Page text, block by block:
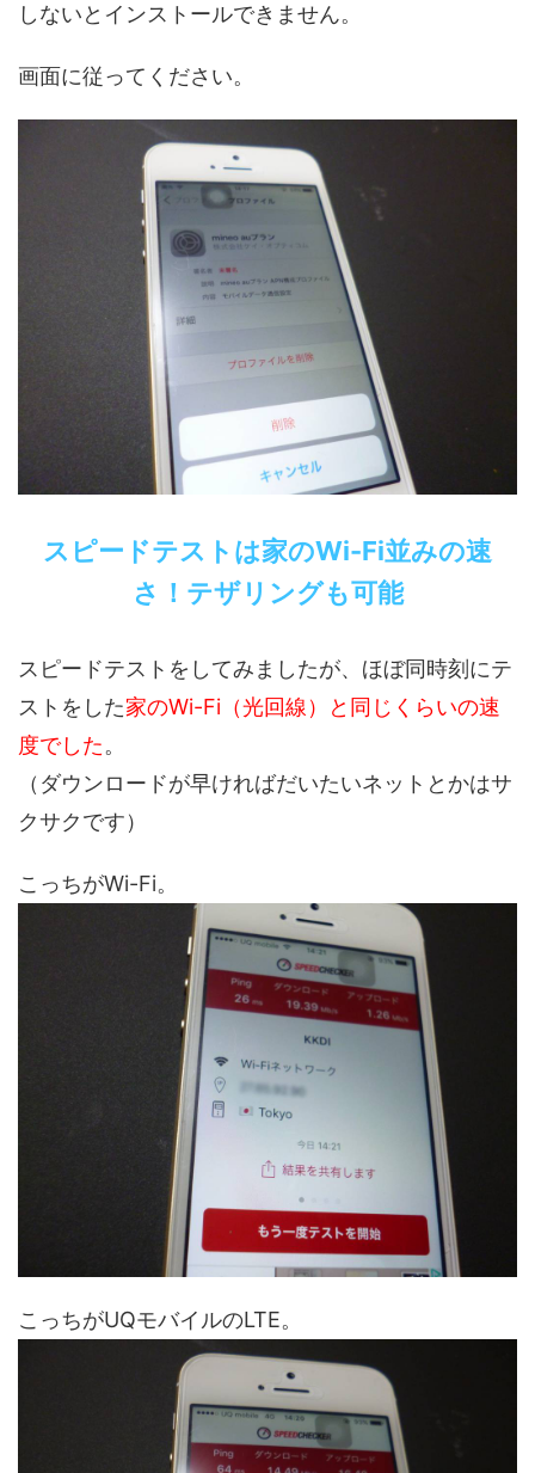
しないとインストールできません。
画面に従ってください。
スピードテストは家のWi-Fi並みの速
さ！テザリングも可能
スピードテストをしてみましたが、ほぼ同時刻にテ
ストをした家のWi-Fi（光回線）と同じくらいの速
度でした。
（ダウンロードが早ければだいたいネットとかはサ
クサクです）
こっちがWi-Fi。
こっちがUQモバイルのLTE。